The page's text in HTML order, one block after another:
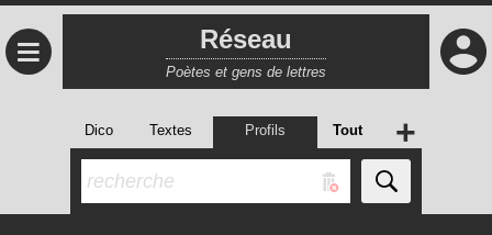
≡ Réseau
Poètes et gens de lettres
Dico Textes Profils Tout +